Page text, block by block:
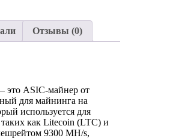
Отзывы (0)
это ASIC-майнер от
для майнинга на
используется для
как Litecoin (LTC) и
9300 MH/s,